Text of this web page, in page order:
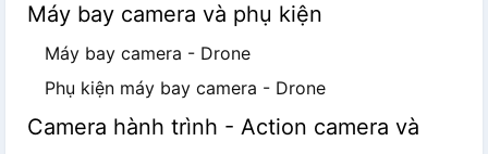
Máy bay camera và phụ kiện
Máy bay camera - Drone
Phụ kiện máy bay camera - Drone
Camera hành trình - Action camera và